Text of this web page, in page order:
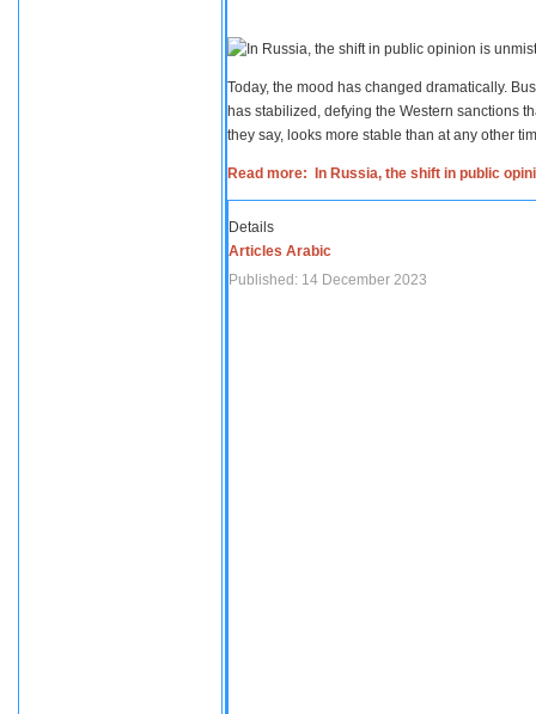
Today, the mood has changed dramatically.
has stabilized, defying the Western sanctions
they say, looks more stable than at any other
Read more: In Russia, the shift in public
Details
Articles Arabic
Published: 14 December 2023